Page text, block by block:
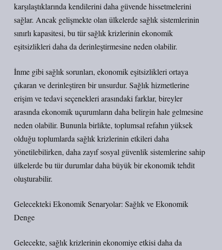
karşılaştıklarında kendilerini daha güvende hissetmelerini
sağlar. Ancak gelişmekte olan ülkelerde sağlık sistemlerinin
sınırlı kapasitesi, bu tür sağlık krizlerinin ekonomik
eşitsizlikleri daha da derinleştirmesine neden olabilir.
İnme gibi sağlık sorunları, ekonomik eşitsizlikleri ortaya
çıkaran ve derinleştiren bir unsurdur. Sağlık hizmetlerine
erişim ve tedavi seçenekleri arasındaki farklar, bireyler
arasında ekonomik uçurumların daha belirgin hale gelmesine
neden olabilir. Bununla birlikte, toplumsal refahın yüksek
olduğu toplumlarda sağlık krizlerinin etkileri daha
yönetilebilirken, daha zayıf sosyal güvenlik sistemlerine sahip
ülkelerde bu tür durumlar daha büyük bir ekonomik tehdit
oluşturabilir.
Gelecekteki Ekonomik Senaryolar: Sağlık ve Ekonomik
Denge
Gelecekte, sağlık krizlerinin ekonomiye etkisi daha da